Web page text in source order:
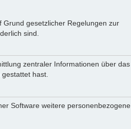
gesetzlicher Regelungen zur
sind.
zentraler Informationen über das
hast.
Software weitere personenbezogene